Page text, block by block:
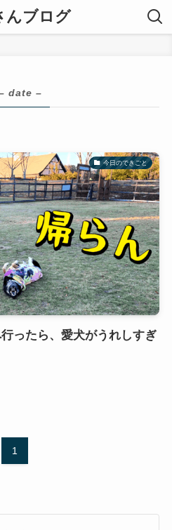
んブログ
date –
今日のできごと
ったら、愛犬がうれしすぎ
1